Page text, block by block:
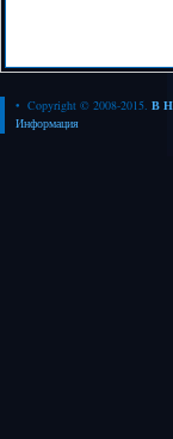
• Copyright © 2008-2015. В
Информация